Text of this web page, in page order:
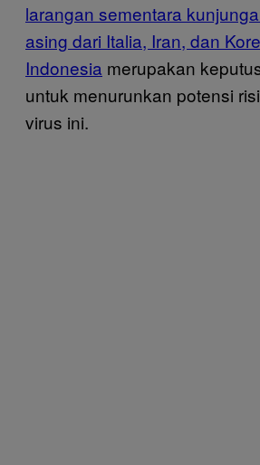
larangan sementara
asing dari Italia, Iran, dan
Indonesia merupakan
untuk menurunkan potensi
virus ini.